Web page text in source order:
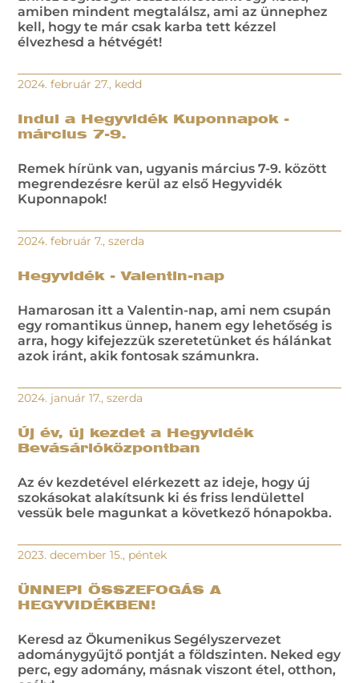
amiben mindent megtalálsz, ami az ünnephez
kell, hogy te már csak karba tett kézzel
élvezhesd a hétvégét!
2024. február 27., kedd
Indul a Hegyvidék Kuponnapok -
március 7-9.
Remek hírünk van, ugyanis március 7-9. között
megrendezésre kerül az első Hegyvidék
Kuponnapok!
2024. február 7., szerda
Hegyvidék - Valentin-nap
Hamarosan itt a Valentin-nap, ami nem csupán
egy romantikus ünnep, hanem egy lehetőség is
arra, hogy kifejezzük szeretetünket és hálánkat
azok iránt, akik fontosak számunkra.
2024. január 17., szerda
Új év, új kezdet a Hegyvidék
Bevásárlóközpontban
Az év kezdetével elérkezett az ideje, hogy új
szokásokat alakítsunk ki és friss lendülettel
vessük bele magunkat a következő hónapokba.
2023. december 15., péntek
ÜNNEPI ÖSSZEFOGÁS A
HEGYVIDÉKBEN!
Keresd az Ökumenikus Segélyszervezet
adománygyűjtő pontját a földszinten. Neked egy
perc, egy adomány, másnak viszont étel, otthon,